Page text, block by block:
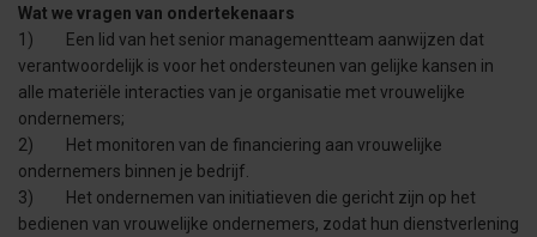
Wat we vragen van ondertekenaars
1) Een lid van het senior managementteam aanwijzen dat
verantwoordelijk is voor het ondersteunen van gelijke kansen in
alle materiële interacties van je organisatie met vrouwelijke
ondernemers;
2) Het monitoren van de financiering aan vrouwelijke
ondernemers binnen je bedrijf.
3) Het ondernemen van initiatieven die gericht zijn op het
bedienen van vrouwelijke ondernemers, zodat hun dienstverlening